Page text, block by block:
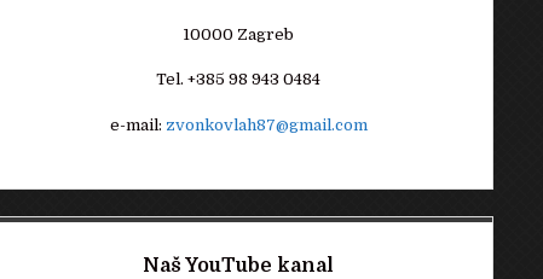
10000 Zagreb
Tel. +385 98 943 0484
e-mail: zvonkovlah87@gmail.com
Naš YouTube kanal